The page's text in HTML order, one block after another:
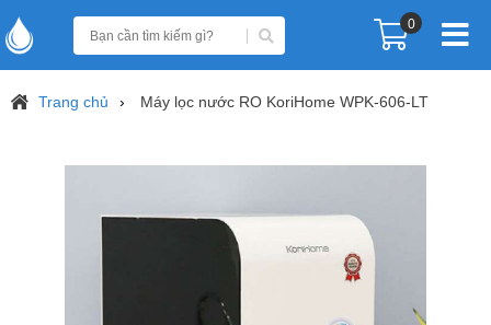
0
Trang chủ Máy lọc nước RO KoriHome WPK-606-LT